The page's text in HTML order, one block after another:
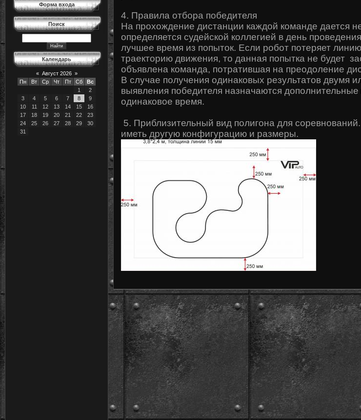
Форма входа
Поиск
Календарь
« Август 2026 »
Пн
Вт Ср Чт Пт Сб
Вс
1
2
3
4 5 6 7 8
9
10
11 12 13 14 15
16
17
18 19 20 21 22
23
24
25 26 27 28 29
30
31
4. Правила отбора победителя
На прохождение дистанции каждой команде дается
определяется судейской коллегией в день
лучшее время из попыток. Если робот потеряет
траекторию движения, то данная попытка не будет
объявлена команда, потратившая на преодоление
В случае получения одинаковых результатов двумя
выявления победителя назначаются
одинаковое время.
5. Приблизительный вид полигона для
иметь другую конфигурацию и размеры.